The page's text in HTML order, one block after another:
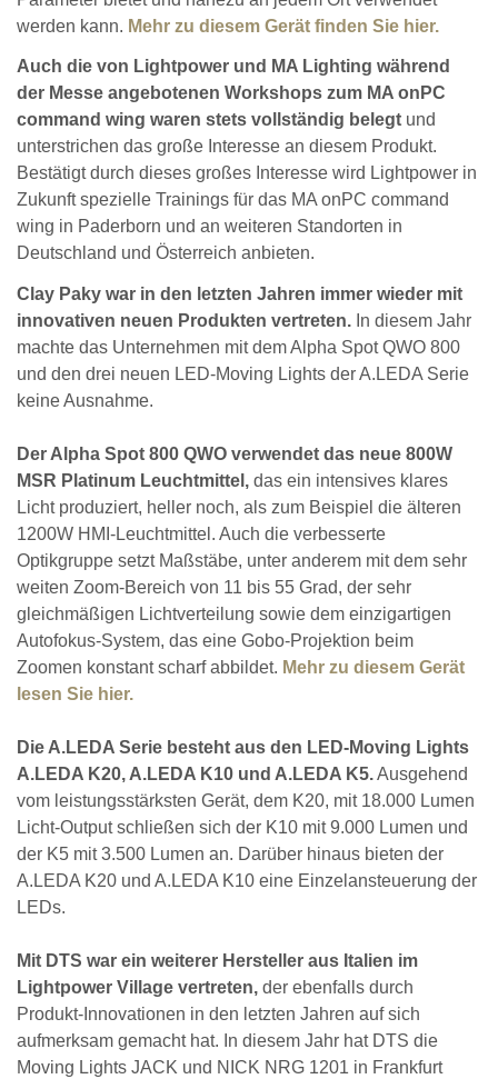
werden kann. Mehr zu diesem Gerät finden Sie hier.
Auch die von Lightpower und MA Lighting während
der Messe angebotenen Workshops zum MA onPC
command wing waren stets vollständig belegt und
unterstrichen das große Interesse an diesem Produkt.
Bestätigt durch dieses großes Interesse wird Lightpower in
Zukunft spezielle Trainings für das MA onPC command
wing in Paderborn und an weiteren Standorten in
Deutschland und Österreich anbieten.
Clay Paky war in den letzten Jahren immer wieder mit
innovativen neuen Produkten vertreten. In diesem Jahr
machte das Unternehmen mit dem Alpha Spot QWO 800
und den drei neuen LED-Moving Lights der A.LEDA Serie
keine Ausnahme.
Der Alpha Spot 800 QWO verwendet das neue 800W
MSR Platinum Leuchtmittel, das ein intensives klares
Licht produziert, heller noch, als zum Beispiel die älteren
1200W HMI-Leuchtmittel. Auch die verbesserte
Optikgruppe setzt Maßstäbe, unter anderem mit dem sehr
weiten Zoom-Bereich von 11 bis 55 Grad, der sehr
gleichmäßigen Lichtverteilung sowie dem einzigartigen
Autofokus-System, das eine Gobo-Projektion beim
Zoomen konstant scharf abbildet. Mehr zu diesem Gerät
lesen Sie hier.
Die A.LEDA Serie besteht aus den LED-Moving Lights
A.LEDA K20, A.LEDA K10 und A.LEDA K5.Ausgehend
vom leistungsstärksten Gerät, dem K20, mit 18.000 Lumen
Licht-Output schließen sich der K10 mit 9.000 Lumen und
der K5 mit 3.500 Lumen an. Darüber hinaus bieten der
A.LEDA K20 und A.LEDA K10 eine Einzelansteuerung der
LEDs.
Mit DTS war ein weiterer Hersteller aus Italien im
Lightpower Village vertreten, der ebenfalls durch
Produkt-Innovationen in den letzten Jahren auf sich
aufmerksam gemacht hat. In diesem Jahr hat DTS die
Moving Lights JACK und NICK NRG 1201 in Frankfurt